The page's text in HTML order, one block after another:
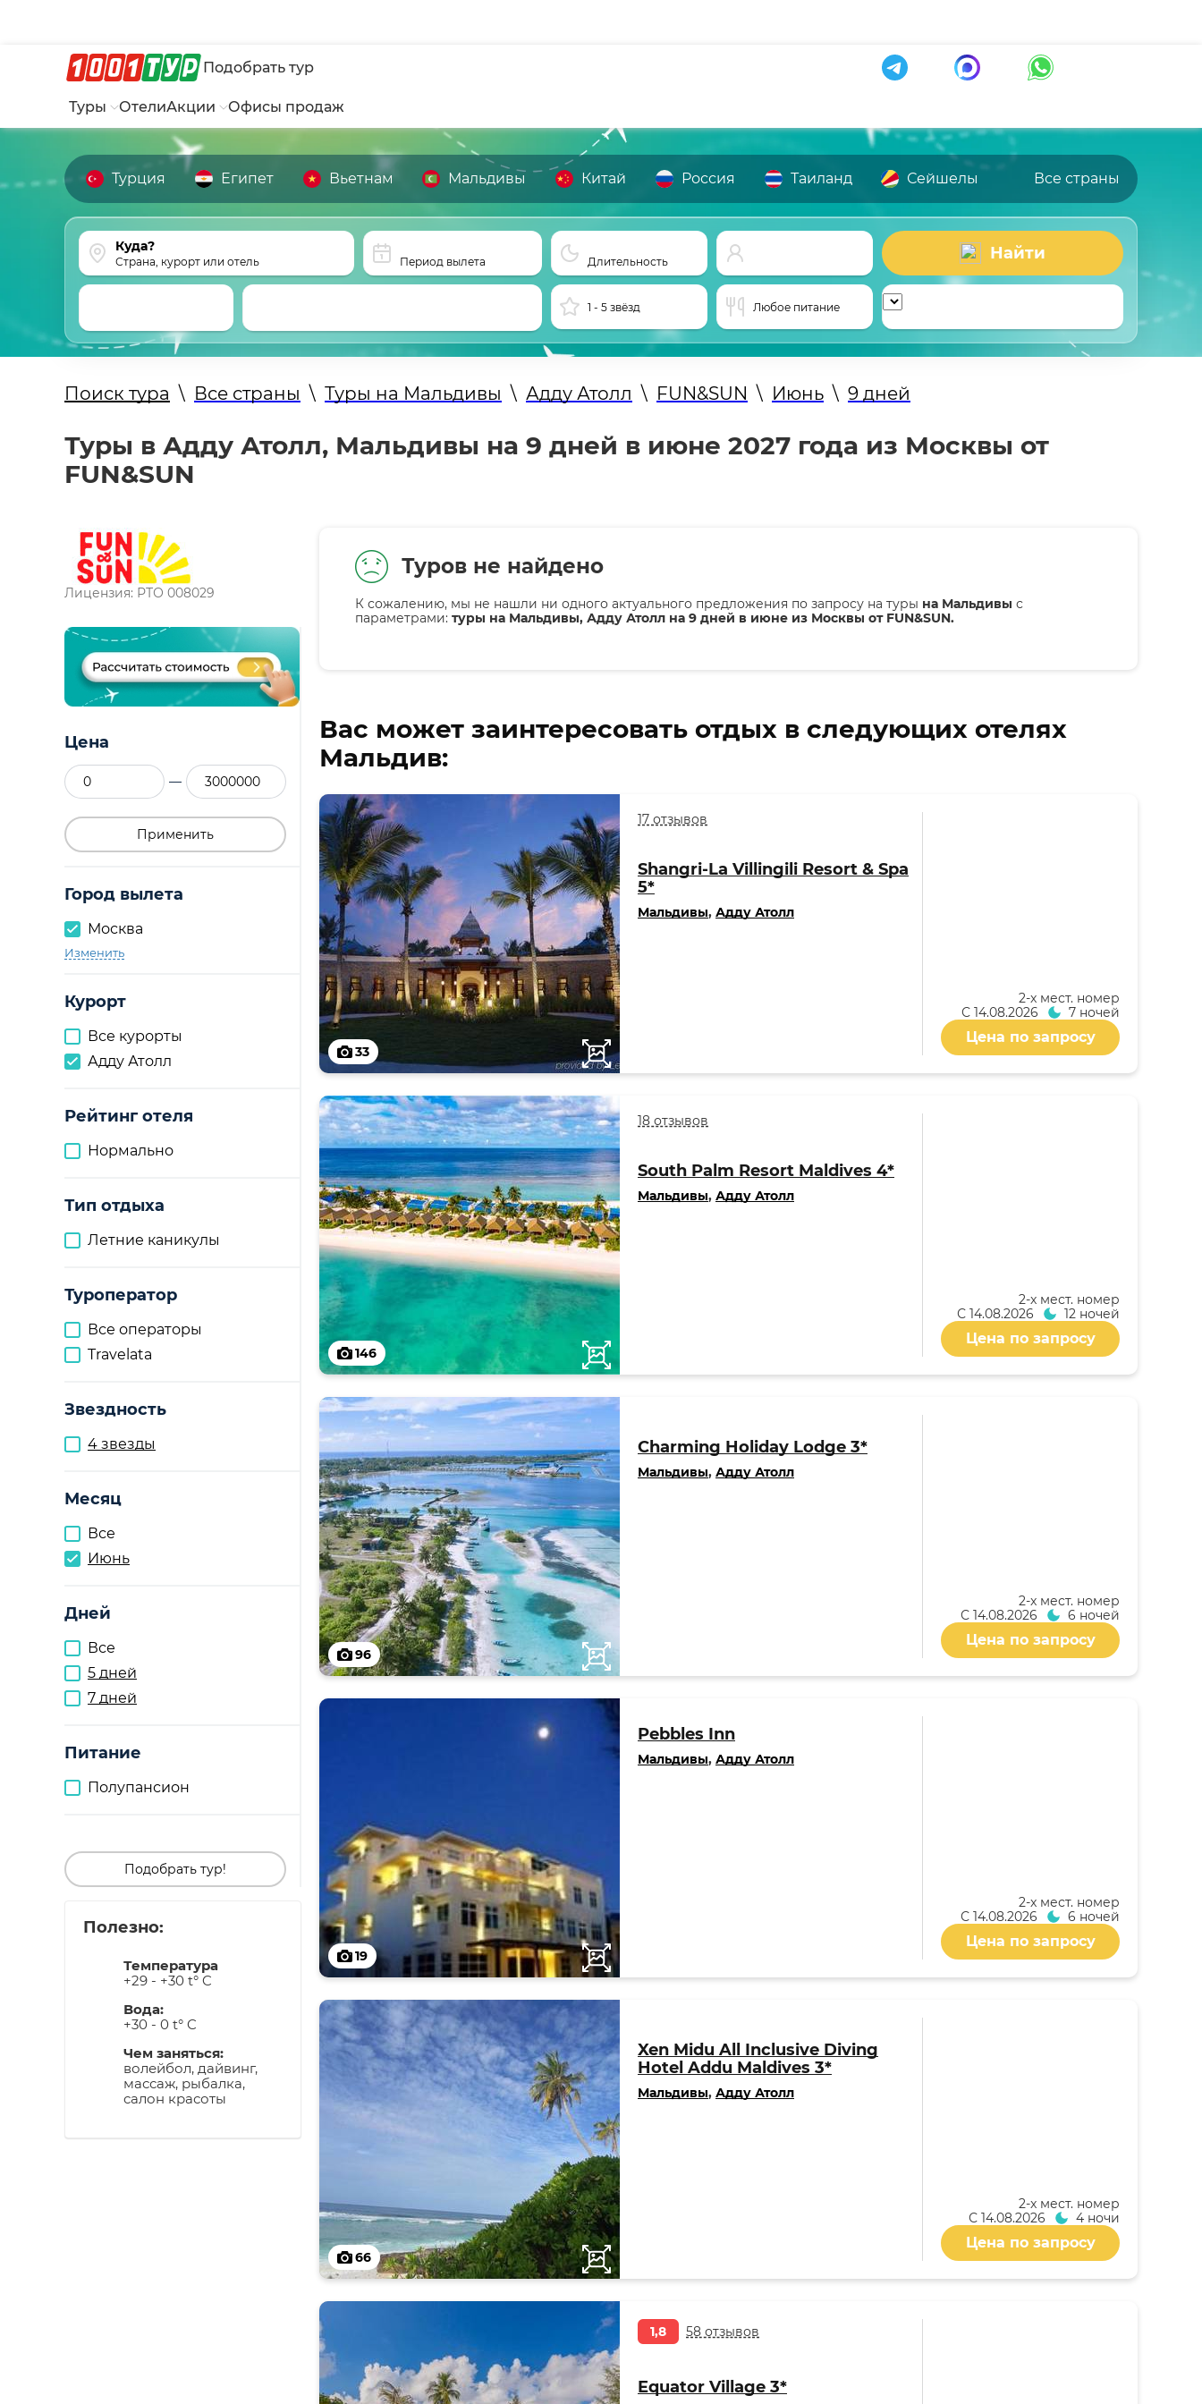
Подобрать тур
Туры ОтелиАкции Офисы продаж
Турция Египет Вьетнам Мальдивы Китай Россия Таиланд Сейшелы Все страны
Страна, курорт или отель Период вылета Длительность Найти
1 - 5 звёзд Любое питание
Поиск тура \ Все страны \ Туры на Мальдивы \ Адду Атолл \ FUN&SUN \ Июнь \ 9 дней
Туры в Адду Атолл, Мальдивы на 9 дней в июне 2027 года из Москвы от
FUN&SUN
Лицензия: РТО 008029
Цена
—
Применить
Город вылета
Москва
Изменить
Курорт
Все курорты
Адду Атолл
Рейтинг отеля
Нормально
Тип отдыха
Летние каникулы
Туроператор
Все операторы
Travelata
Звездность
4 звезды
Месяц
Все
Июнь
Дней
Все
5 дней
7 дней
Питание
Полупансион
Подобрать тур!
Полезно:
Температура
+29 - +30 t° C
Вода:
+30 - 0 t° C
Чем заняться:
волейбол, дайвинг,
массаж, рыбалка,
салон красоты
Туров не найдено
К сожалению, мы не нашли ни одного актуального предложения по запросу на туры на Мальдивы с
параметрами: туры на Мальдивы, Адду Атолл на 9 дней в июне из Москвы от FUN&SUN.
Вас может заинтересовать отдых в следующих отелях
Мальдив:
33
17 отзывов
Shangri-La Villingili Resort & Spa
5*
Мальдивы, Адду Атолл
2-x мест. номер
С 14.08.2026 7 ночей
Цена по запросу
146
18 отзывов
South Palm Resort Maldives 4*
Мальдивы, Адду Атолл
2-x мест. номер
С 14.08.2026 12 ночей
Цена по запросу
96
Charming Holiday Lodge 3*
Мальдивы, Адду Атолл
2-x мест. номер
С 14.08.2026 6 ночей
Цена по запросу
19
Pebbles Inn
Мальдивы, Адду Атолл
2-x мест. номер
С 14.08.2026 6 ночей
Цена по запросу
66
Xen Midu All Inclusive Diving
Hotel Addu Maldives 3*
Мальдивы, Адду Атолл
2-x мест. номер
С 14.08.2026 4 ночи
Цена по запросу
1,8 58 отзывов
Equator Village 3*